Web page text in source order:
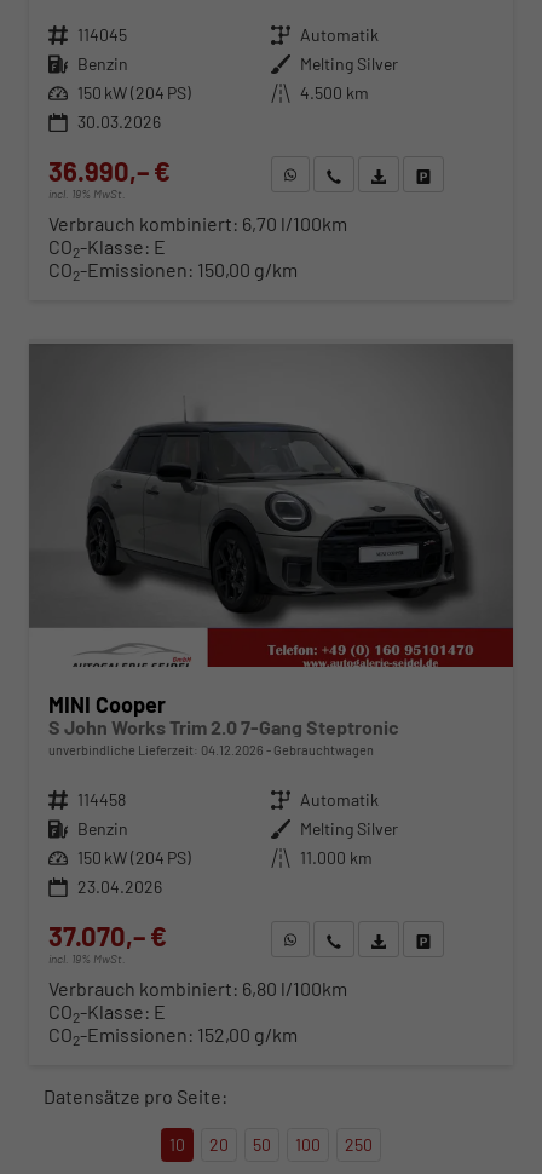
Fahrzeugnr. 114045 Getriebe Automatik
Kraftstoff Benzin Außenfarbe Melting Silver
Leistung 150 kW (204 PS) Kilometerstand 4.500 km
30.03.2026
36.990,– €
incl. 19% MwSt.
WhatsApp anfragen
Wir rufen Sie anFahrzeugexposé (PDF)
Verbrauch kombiniert: 6,70 l/100km
CO2-Klasse: E
CO2-Emissionen: 150,00 g/km
MINI Cooper
S John Works Trim 2.0 7-Gang Steptronic
unverbindliche Lieferzeit: 04.12.2026 Gebrauchtwagen
Fahrzeugnr. 114458 Getriebe Automatik
Kraftstoff Benzin Außenfarbe Melting Silver
Leistung 150 kW (204 PS) Kilometerstand 11.000 km
23.04.2026
37.070,– €
incl. 19% MwSt.
WhatsApp anfragen
Wir rufen Sie anFahrzeugexposé (PDF)
Verbrauch kombiniert: 6,80 l/100km
CO2-Klasse: E
CO2-Emissionen: 152,00 g/km
Datensätze pro Seite:
10 20 50 100 250